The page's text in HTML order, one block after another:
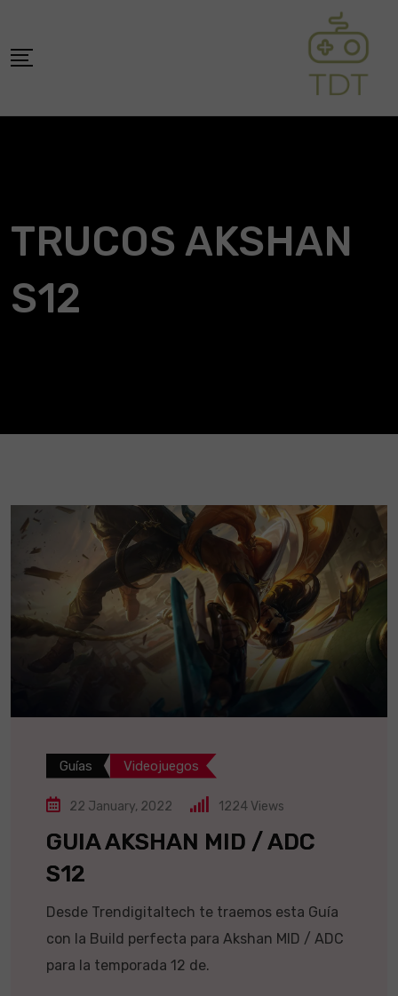
content
TRUCOS AKSHAN
S12
Guías Videojuegos
22 January, 2022 1224 Views
GUIA AKSHAN MID / ADC
S12
Desde Trendigitaltech te traemos esta Guía
con la Build perfecta para Akshan MID / ADC
para la temporada 12 de.